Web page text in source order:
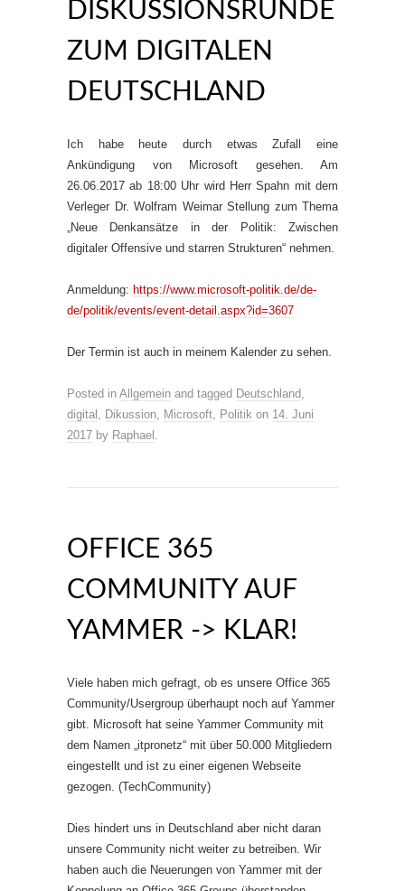
DISKUSSIONSRUNDE
ZUM DIGITALEN
DEUTSCHLAND
Ich habe heute durch etwas Zufall eine
Ankündigung von Microsoft gesehen. Am
26.06.2017 ab 18:00 Uhr wird Herr Spahn mit dem
Verleger Dr. Wolfram Weimar Stellung zum Thema
„Neue Denkansätze in der Politik: Zwischen
digitaler Offensive und starren Strukturen“ nehmen.
Anmeldung: https://www.microsoft-politik.de/de-
de/politik/events/event-detail.aspx?id=3607
Der Termin ist auch in meinem Kalender zu sehen.
Posted in Allgemein and tagged Deutschland,
digital , Dikussion, Microsoft, Politik on 14. Juni
2017 by Raphael .
OFFICE 365
COMMUNITY AUF
YAMMER -> KLAR!
Viele haben mich gefragt, ob es unsere Office 365
Community/Usergroup überhaupt noch auf Yammer
gibt. Microsoft hat seine Yammer Community mit
dem Namen „itpronetz“ mit über 50.000 Mitgliedern
eingestellt und ist zu einer eigenen Webseite
gezogen. (TechCommunity)
Dies hindert uns in Deutschland aber nicht daran
unsere Community nicht weiter zu betreiben. Wir
haben auch die Neuerungen von Yammer mit der